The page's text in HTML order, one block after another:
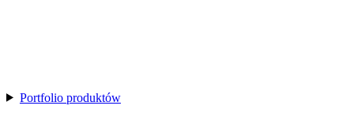
Portfolio produktów